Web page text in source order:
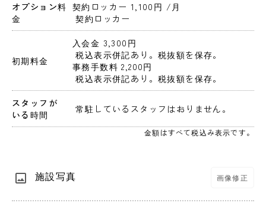
オプション料
金
契約ロッカー 1,100円 /月
契約ロッカー
初期料金
入会金 3,300円
税込表示併記あり。税抜額を保存。
事務手数料 2,200円
税込表示併記あり。税抜額を保存。
スタッフが
いる時間
常駐しているスタッフはおりません。
金額はすべて税込み表示です。
施設写真 画像修正